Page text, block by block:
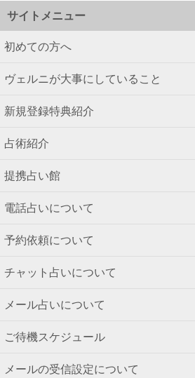
サイトメニュー
初めての方へ
ヴェルニが大事にしていること
新規登録特典紹介
占術紹介
提携占い館
電話占いについて
予約依頼について
チャット占いについて
メール占いについて
ご待機スケジュール
メールの受信設定について